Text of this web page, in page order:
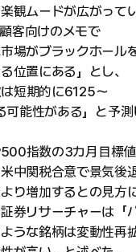
観ムードが広がって
客向けのメモで
場がブラックホール
位置にある」とし、
短期的に6125～
能性がある」と予測
指数の3カ月目標
中関税合意で景気後
り増加するとの見方
券リサーチャーは「
うな銘柄は変動性再